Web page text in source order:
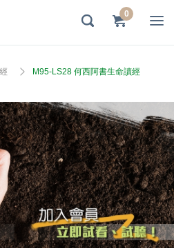
0
M95-LS28 何西阿書生命讀經